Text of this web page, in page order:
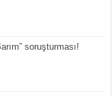
soruşturması!